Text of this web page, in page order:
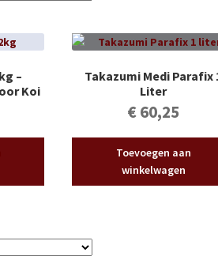
–
Koi
Takazumi Medi Parafix
Liter
€60,25
Toevoegen aan
winkelwagen